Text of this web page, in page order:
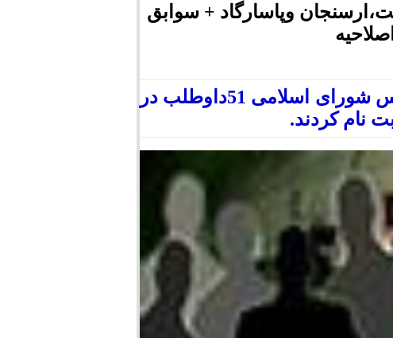
وپاسارگاد + سوابق
با پایان نام نویسی از داوطلبان نمایندگی مجلس شورای اسلامی 51داوطلب در
نام کردند.